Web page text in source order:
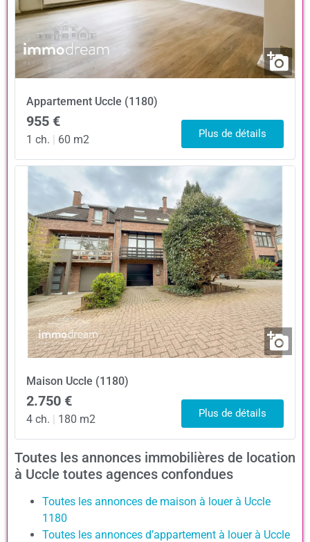
Appartement Uccle (1180)
955 €
1 ch. 60 m2 Plus de détails
Maison Uccle (1180)
2.750 €
4 ch. | 180 m2 Plus de détails
Toutes les annonces immobilières de location
à Uccle toutes agences confondues
Toutes les annonces de maison à louer à Uccle
1180
Toutes les annonces d’appartement à louer à Uccle